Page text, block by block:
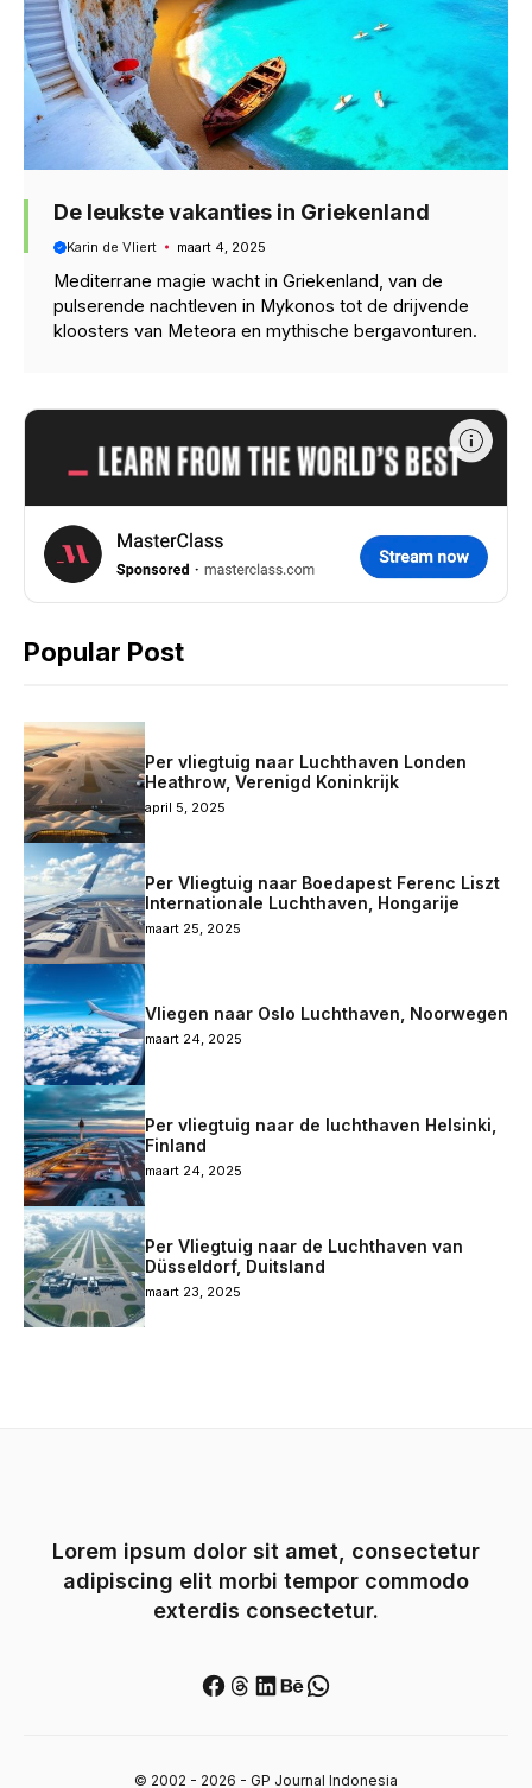
De leukste vakanties in Griekenland
Karin de Vliert maart 4, 2025
Mediterrane magie wacht in Griekenland, van de
pulserende nachtleven in Mykonos tot de drijvende
kloosters van Meteora en mythische bergavonturen.
Popular Post
Per vliegtuig naar Luchthaven Londen
Heathrow, Verenigd Koninkrijk
april 5, 2025
Per Vliegtuig naar Boedapest Ferenc Liszt
Internationale Luchthaven, Hongarije
maart 25, 2025
Vliegen naar Oslo Luchthaven, Noorwegen
maart 24, 2025
Per vliegtuig naar de luchthaven Helsinki,
Finland
maart 24, 2025
Per Vliegtuig naar de Luchthaven van
Düsseldorf, Duitsland
maart 23, 2025
Lorem ipsum dolor sit amet, consectetur
adipiscing elit morbi tempor commodo
exterdis consectetur.
Facebook
Threads
LinkedIn
Behance
WhatsApp
© 2002 - 2026 - GP Journal Indonesia